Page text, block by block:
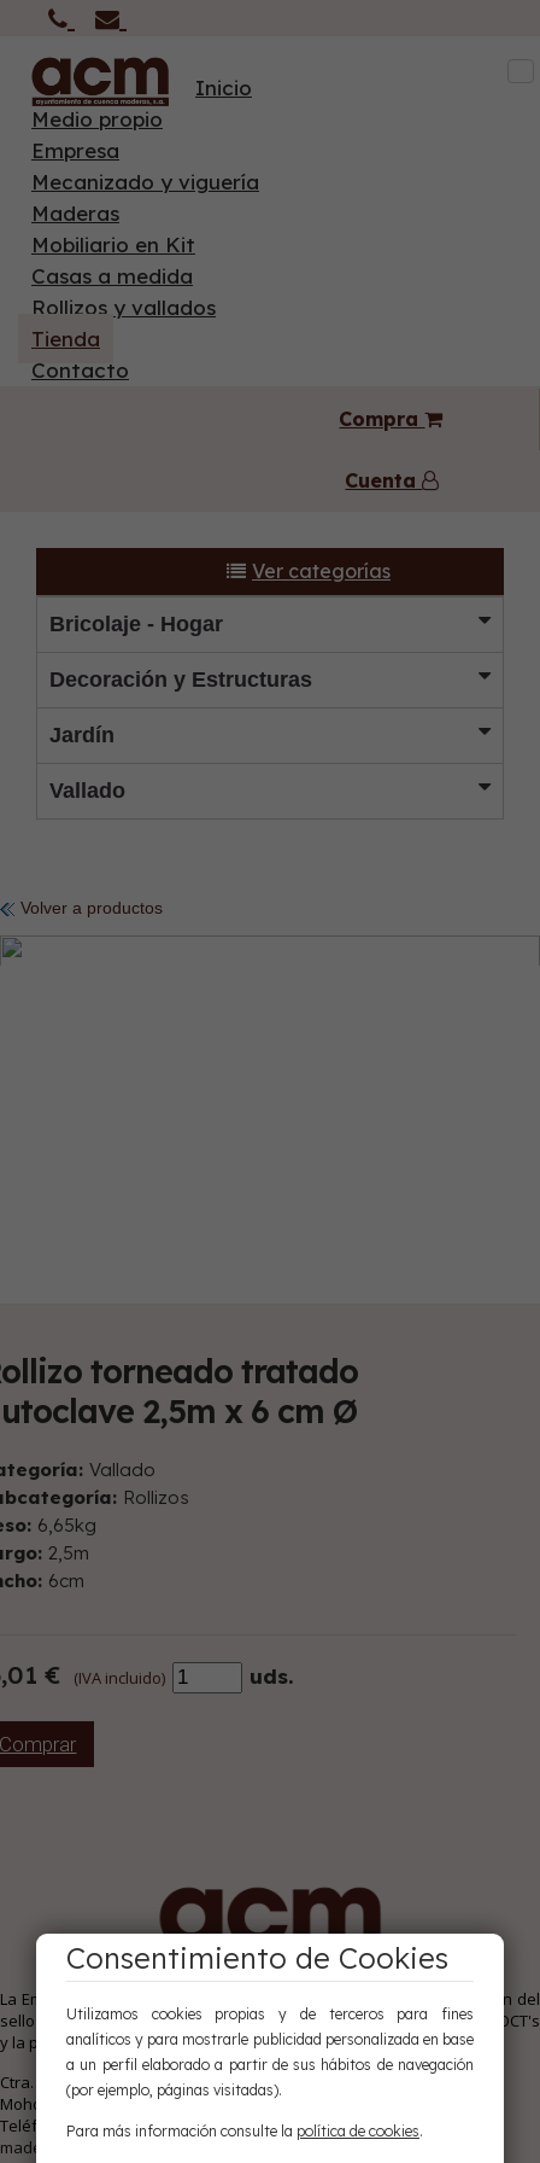
Inicio
Medio propio
Empresa
Mecanizado y viguería
Maderas
Mobiliario en Kit
Casas a medida
Rollizos y vallados
Tienda
Contacto
Compra
Cuenta
Ver categorías
Bricolaje - Hogar
Decoración y Estructuras
Jardín
Vallado
Volver a productos
torneado tratado
2,5m x 6 cm Ø
Vallado
Rollizos
6,65kg
2,5m
6cm
€ (IVA incluido) uds.
Comprar
La Empresa Ayuntamiento de Cuenca Maderas S.A. está en posesión del
sello nº 21-01 de calidad AITIM para madera estructural, válido para OCT's
y la posterior clasificación CE.
Ctra. Los Palancares s/n 16193
Mohorte - Cuenca
Teléfono:969 14 02 48
maderas@maderascuenca.com
Consentimiento de Cookies
Utilizamos cookies propias y de terceros para fines
analíticos y para mostrarle publicidad personalizada en base
a un perfil elaborado a partir de sus hábitos de navegación
(por ejemplo, páginas visitadas).
Para más información consulte la política de cookies.